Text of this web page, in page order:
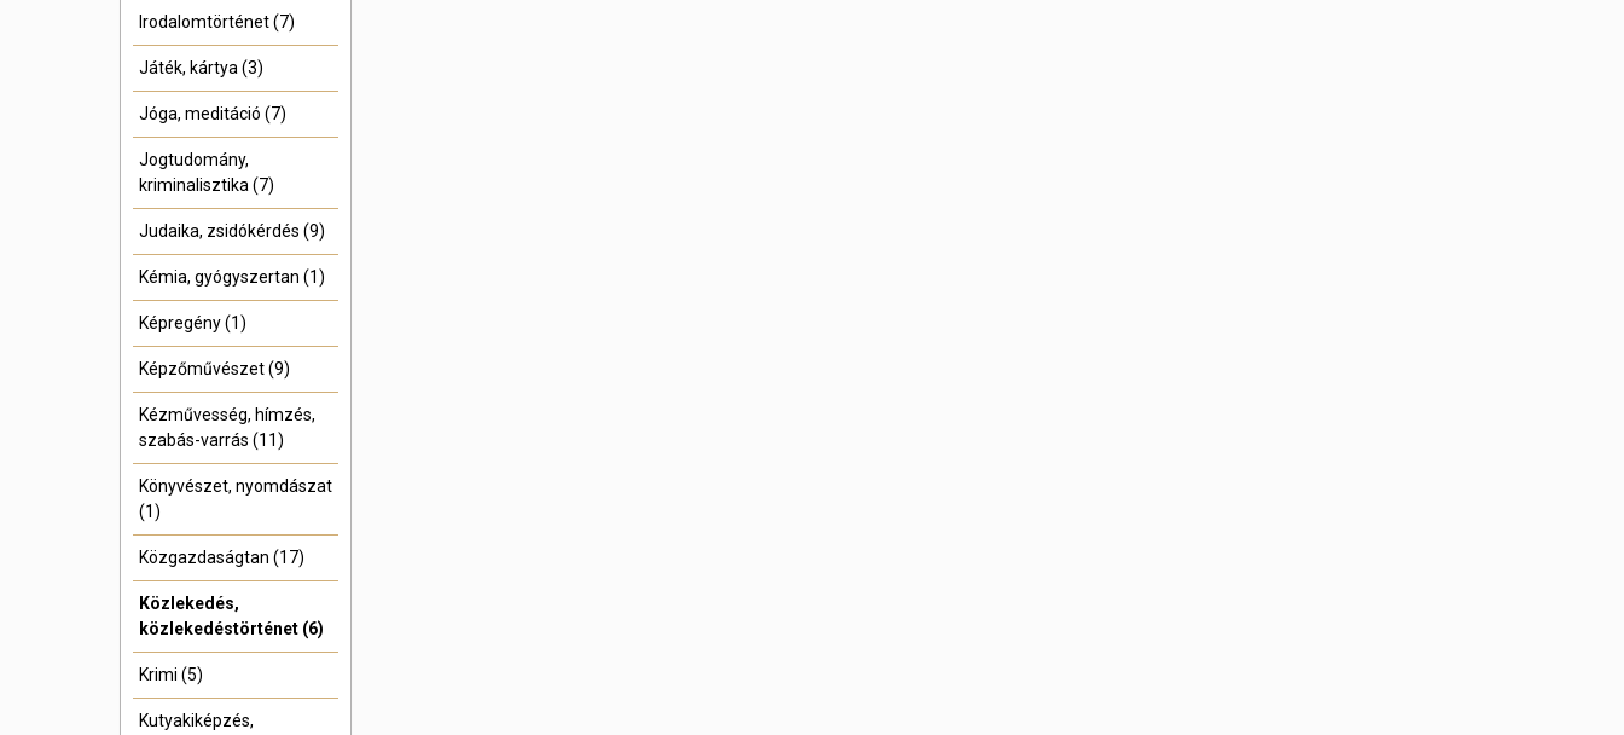
Irodalomtörténet (7)
Játék, kártya (3)
Jóga, meditáció (7)
Jogtudomány,
kriminalisztika (7)
Judaika, zsidókérdés (9)
Kémia, gyógyszertan (1)
Képregény (1)
Képzőművészet (9)
Kézművesség, hímzés,
szabás-varrás (11)
Könyvészet, nyomdászat
(1)
Közgazdaságtan (17)
Közlekedés,
közlekedéstörténet (6)
Krimi (5)
Kutyakiképzés,